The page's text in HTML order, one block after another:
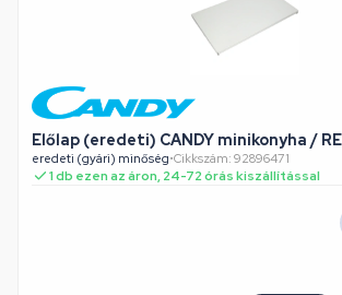
Előlap (eredeti) CANDY minikonyha /
eredeti (gyári) minőség•Cikkszám: 92896471
1 db ezen az áron, 24-72 órás kiszállítással